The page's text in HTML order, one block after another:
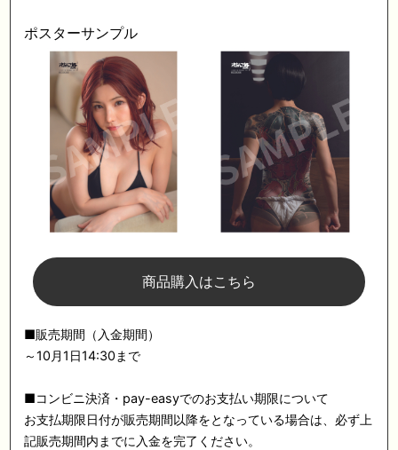
ポスターサンプル
商品購入はこちら
■販売期間（入金期間）
～10月1日14:30まで
■コンビニ決済・pay-easyでのお支払い期限について
お支払期限日付が販売期間以降をとなっている場合は、必ず上
記販売期間内までに入金を完了ください。